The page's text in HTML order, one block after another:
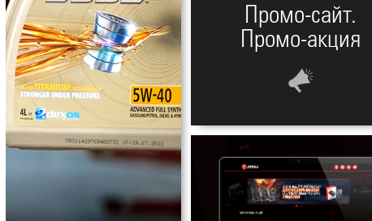
Промо-сайт.
Промо-акция